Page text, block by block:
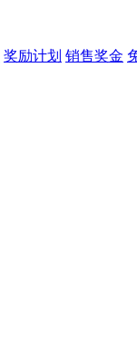
奖励计划 销售奖金